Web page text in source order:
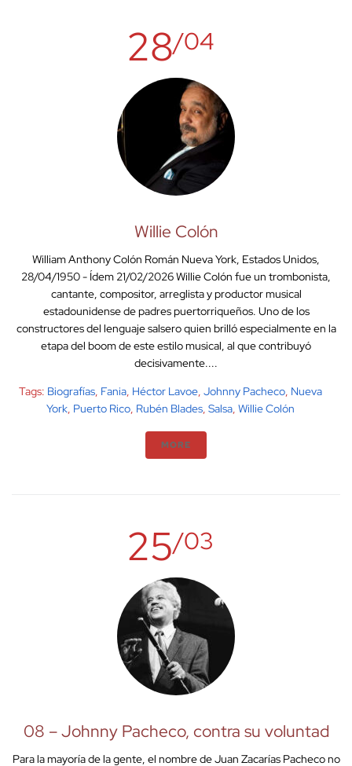
28/04
Willie Colón
William Anthony Colón Román Nueva York, Estados Unidos,
28/04/1950 - Ídem 21/02/2026 Willie Colón fue un trombonista,
cantante, compositor, arreglista y productor musical
estadounidense de padres puertorriqueños. Uno de los
constructores del lenguaje salsero quien brilló especialmente en la
etapa del boom de este estilo musical, al que contribuyó
decisivamente....
Tags: Biografías, Fania, Héctor Lavoe, Johnny Pacheco, Nueva
York, Puerto Rico, Rubén Blades, Salsa, Willie Colón
MORE
25/03
08 – Johnny Pacheco, contra su voluntad
Para la mayoría de la gente, el nombre de Juan Zacarías Pacheco no